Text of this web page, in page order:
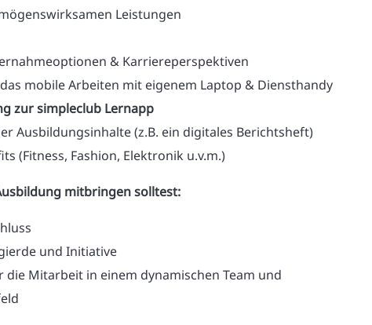
Leistungen
& Karriereperspektiven
mobile Arbeiten mit eigenem Laptop & Diensthandy
zur simpleclub Lernapp
Ausbildungsinhalte (z.B. ein digitales Berichtsheft)
(Fitness, Fashion, Elektronik u.v.m.)
mitbringen solltest:
und Initiative
die Mitarbeit in einem dynamischen Team und